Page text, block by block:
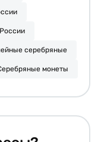
серебряные
монеты